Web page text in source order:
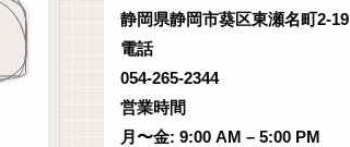
静岡県静岡市葵区東瀬名町2-19
電話
054-265-2344
営業時間
月〜金: 9:00 AM – 5:00 PM